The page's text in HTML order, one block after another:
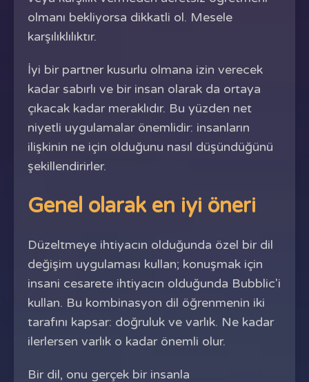
olmanı bekliyorsa dikkatli ol. Mesele
karşılıklılıktır.
İyi bir partner kusurlu olmana izin verecek
kadar sabırlı ve bir insan olarak da ortaya
çıkacak kadar meraklıdır. Bu yüzden net
niyetli uygulamalar önemlidir: insanların
ilişkinin ne için olduğunu nasıl düşündüğünü
şekillendirirler.
Genel olarak en iyi öneri
Düzeltmeye ihtiyacın olduğunda özel bir dil
değişim uygulaması kullan; konuşmak için
insani cesarete ihtiyacın olduğunda Bubblic'i
kullan. Bu kombinasyon dil öğrenmenin iki
tarafını kapsar: doğruluk ve varlık. Ne kadar
ilerlersen varlık o kadar önemli olur.
Bir dil, onu gerçek bir insanla